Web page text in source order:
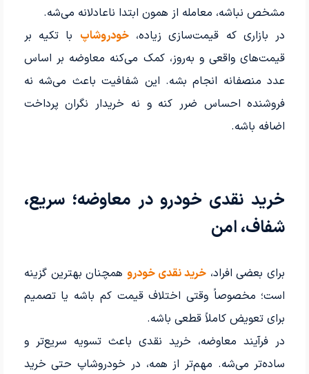
مشخص نباشه، معامله از همون ابتدا ناعادلانه می‌شه.
در بازاری که قیمت‌سازی زیاده،خودروشاپ با تکیه بر
قیمت‌های واقعی و به‌روز، کمک می‌کنه معاوضه بر اساس
عدد منصفانه انجام بشه. این شفافیت باعث می‌شه نه
فروشنده احساس ضرر کنه و نه خریدار نگران پرداخت
اضافه باشه.
خرید نقدی خودرو در معاوضه؛ سریع،
شفاف، امن
برای بعضی افراد،خرید نقدی خودروهمچنان بهترین گزینه
است؛ مخصوصاً وقتی اختلاف قیمت کم باشه یا تصمیم
برای تعویض کاملاً قطعی باشه.
در فرآیند معاوضه، خرید نقدی باعث تسویه سریع‌تر و
ساده‌تر می‌شه. مهم‌تر از همه، در خودروشاپ حتی خرید